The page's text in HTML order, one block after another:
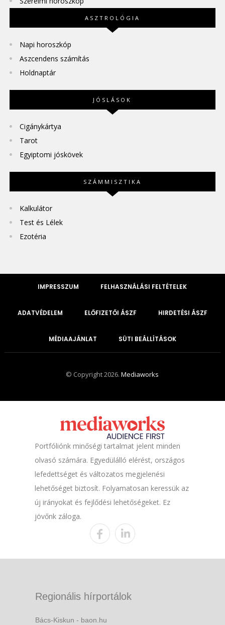
ASZTROLÓGIA
Napi horoszkóp
Aszcendens számítás
Holdnaptár
JÓSLÁSOK
Cigánykártya
Tarot
Egyiptomi jóskövek
SZÁMMISZTIKA
Kalkulátor
Test és Lélek
Ezotéria
IMPRESSZUM FELHASZNÁLÁSI FELTÉTELEK
ADATVÉDELEM ELŐFIZETŐI ÁSZF HIRDETÉSI ÁSZF
MÉDIAAJÁNLAT SÜTI BEÁLLÍTÁSOK
© Copyright 2026.Mediaworks
Portfóliónk minőségi tartalmat jelent minden
olvasó számára. Egyedülálló elérést, országos
lefedettséget és változatos megjelenési
lehetőséget biztosít. Folyamatosan keressük az
új irányokat és fejlődési lehetőségeket. Ez
jövőnk záloga.
Regionális hírportálok
Bács-Kiskun - baon.hu